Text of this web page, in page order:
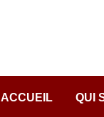
ACCUEIL QUI